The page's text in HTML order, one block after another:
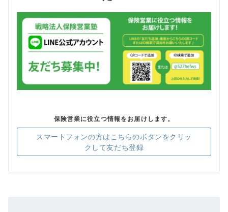
保険営業に役立つ情報をお届けします。
スマートフォンの方はこちらのボタンをクリッ
クして友だち登録